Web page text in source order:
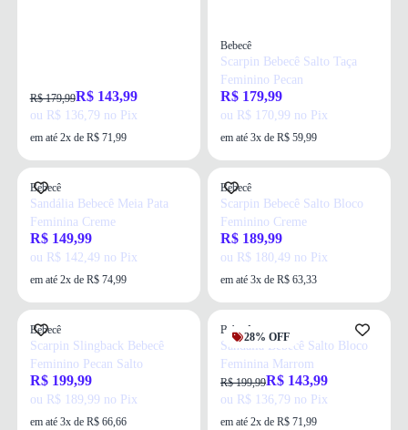
R$ 179,99R$ 143,99
ou R$ 136,79 no Pix
em até 2x de R$ 71,99
Bebecê
Scarpin Bebecê Salto Taça
Feminino Pecan
R$ 179,99
ou R$ 170,99 no Pix
em até 3x de R$ 59,99
Bebecê
Sandália Bebecê Meia Pata
Feminina Creme
R$ 149,99
ou R$ 142,49 no Pix
em até 2x de R$ 74,99
Bebecê
Scarpin Bebecê Salto Bloco
Feminino Creme
R$ 189,99
ou R$ 180,49 no Pix
em até 3x de R$ 63,33
Bebecê
Scarpin Slingback Bebecê
Feminino Pecan Salto
R$ 199,99
ou R$ 189,99 no Pix
em até 3x de R$ 66,66
28% OFF
Bebecê
Sandália Bebecê Salto Bloco
Feminina Marrom
R$ 199,99R$ 143,99
ou R$ 136,79 no Pix
em até 2x de R$ 71,99